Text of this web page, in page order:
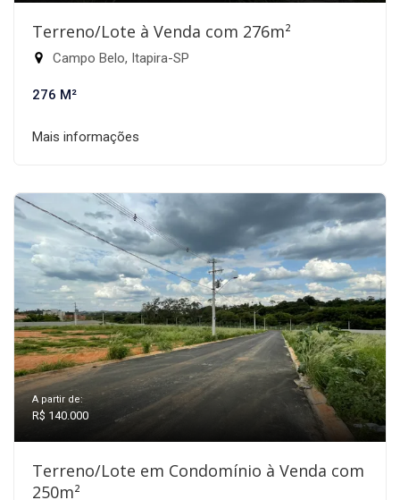
Terreno/Lote à Venda com 276m²
Campo Belo, Itapira-SP
276 M²
Mais informações
A partir de:
R$ 140.000
Terreno/Lote em Condomínio à Venda com
250m²